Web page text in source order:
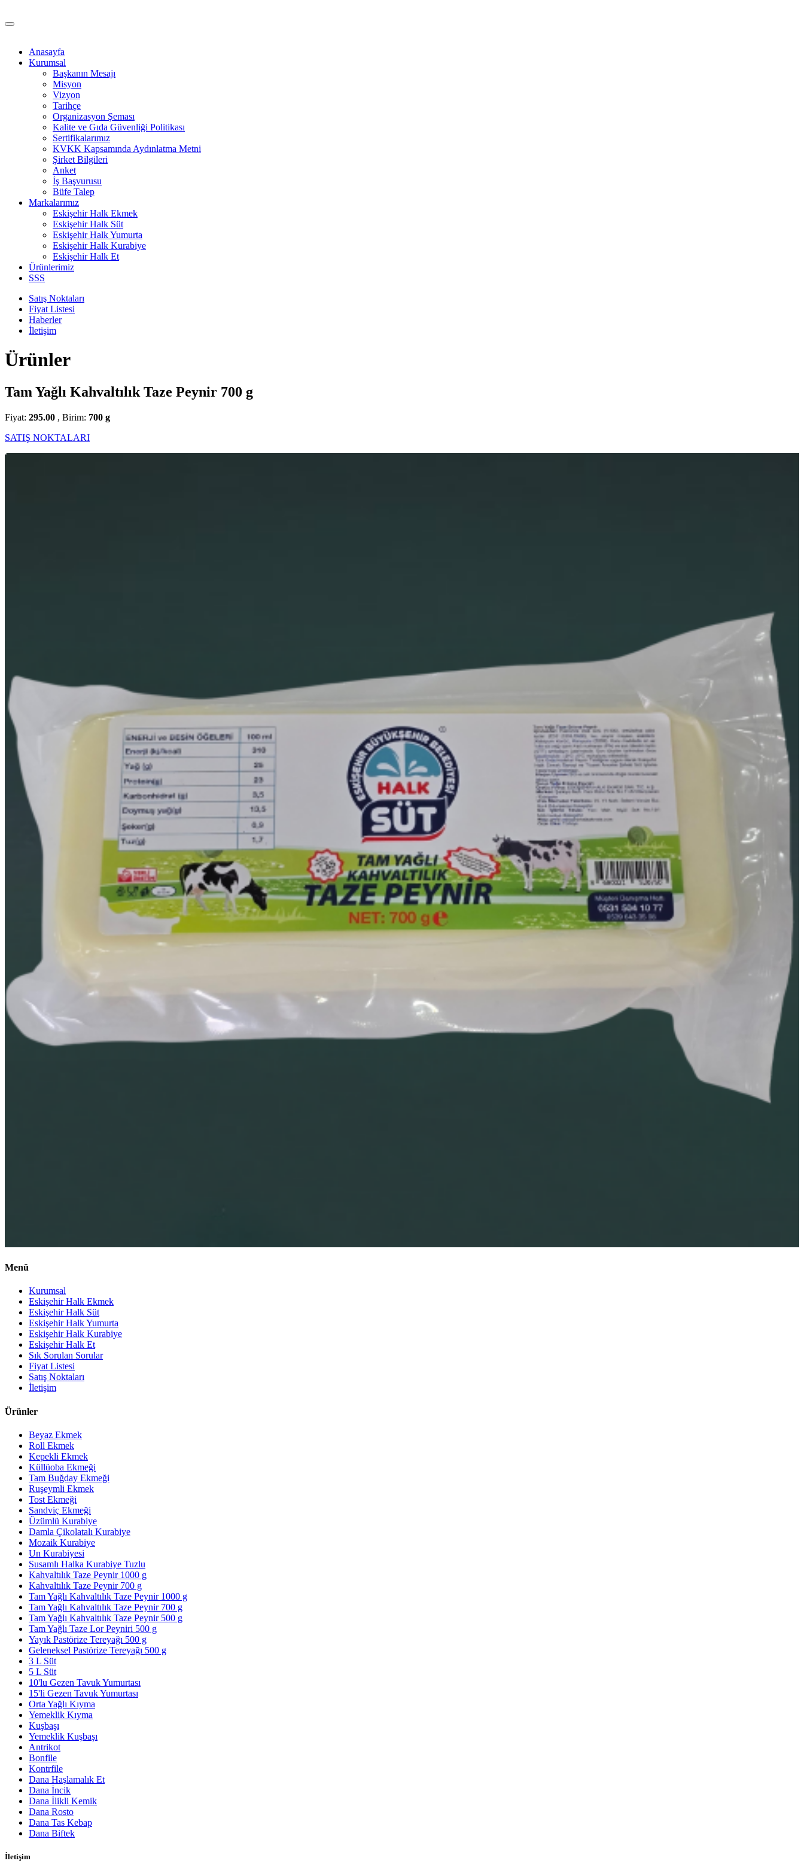
Anasayfa
Kurumsal
Başkanın Mesajı
Misyon
Vizyon
Tarihçe
Organizasyon Şeması
Kalite ve Gıda Güvenliği Politikası
Sertifikalarımız
KVKK Kapsamında Aydınlatma Metni
Şirket Bilgileri
Anket
İş Başvurusu
Büfe Talep
Markalarımız
Eskişehir Halk Ekmek
Eskişehir Halk Süt
Eskişehir Halk Yumurta
Eskişehir Halk Kurabiye
Eskişehir Halk Et
Ürünlerimiz
SSS
Satış Noktaları
Fiyat Listesi
Haberler
İletişim
Ürünler
Tam Yağlı Kahvaltılık Taze Peynir 700 g
Fiyat: 295.00 , Birim: 700 g
SATIŞ NOKTALARI
Menü
Kurumsal
Eskişehir Halk Ekmek
Eskişehir Halk Süt
Eskişehir Halk Yumurta
Eskişehir Halk Kurabiye
Eskişehir Halk Et
Sık Sorulan Sorular
Fiyat Listesi
Satış Noktaları
İletişim
Ürünler
Beyaz Ekmek
Roll Ekmek
Kepekli Ekmek
Küllüoba Ekmeği
Tam Buğday Ekmeği
Ruşeymli Ekmek
Tost Ekmeği
Sandviç Ekmeği
Üzümlü Kurabiye
Damla Çikolatalı Kurabiye
Mozaik Kurabiye
Un Kurabiyesi
Susamlı Halka Kurabiye Tuzlu
Kahvaltılık Taze Peynir 1000 g
Kahvaltılık Taze Peynir 700 g
Tam Yağlı Kahvaltılık Taze Peynir 1000 g
Tam Yağlı Kahvaltılık Taze Peynir 700 g
Tam Yağlı Kahvaltılık Taze Peynir 500 g
Tam Yağlı Taze Lor Peyniri 500 g
Yayık Pastörize Tereyağı 500 g
Geleneksel Pastörize Tereyağı 500 g
3 L Süt
5 L Süt
10'lu Gezen Tavuk Yumurtası
15'li Gezen Tavuk Yumurtası
Orta Yağlı Kıyma
Yemeklik Kıyma
Kuşbaşı
Yemeklik Kuşbaşı
Antrikot
Bonfile
Kontrfile
Dana Haşlamalık Et
Dana İncik
Dana İlikli Kemik
Dana Rosto
Dana Tas Kebap
Dana Biftek
İletişim